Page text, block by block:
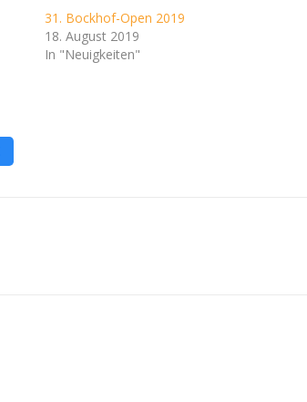
31. Bockhof-Open 2019
18. August 2019
In "Neuigkeiten"